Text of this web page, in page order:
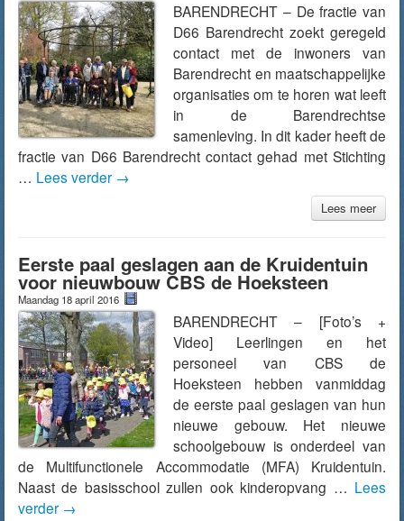
BARENDRECHT – De fractie van
D66 Barendrecht zoekt geregeld
contact met de inwoners van
Barendrecht en maatschappelijke
organisaties om te horen wat leeft
in de Barendrechtse
samenleving. In dit kader heeft de
fractie van D66 Barendrecht contact gehad met Stichting
… Lees verder →
Lees meer
Eerste paal geslagen aan de Kruidentuin
voor nieuwbouw CBS de Hoeksteen
Maandag 18 april 2016
BARENDRECHT – [Foto’s +
Video] Leerlingen en het
personeel van CBS de
Hoeksteen hebben vanmiddag
de eerste paal geslagen van hun
nieuwe gebouw. Het nieuwe
schoolgebouw is onderdeel van
de Multifunctionele Accommodatie (MFA) Kruidentuin.
Naast de basisschool zullen ook kinderopvang … Lees
verder →